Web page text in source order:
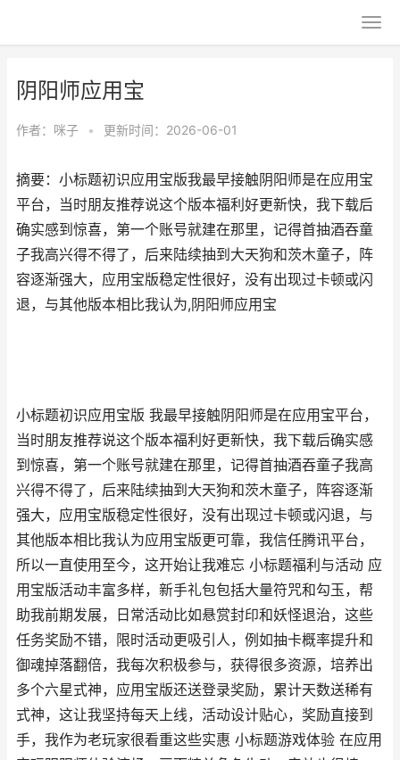
阴阳师应用宝
作者： 咪子 • 更新时间：2026-06-01
摘要：小标题初识应用宝版我最早接触阴阳师是在应用宝
平台，当时朋友推荐说这个版本福利好更新快，我下载后
确实感到惊喜，第一个账号就建在那里，记得首抽酒吞童
子我高兴得不得了，后来陆续抽到大天狗和茨木童子，阵
容逐渐强大，应用宝版稳定性很好，没有出现过卡顿或闪
退，与其他版本相比我认为,阴阳师应用宝
小标题初识应用宝版 我最早接触阴阳师是在应用宝平台，
当时朋友推荐说这个版本福利好更新快，我下载后确实感
到惊喜，第一个账号就建在那里，记得首抽酒吞童子我高
兴得不得了，后来陆续抽到大天狗和茨木童子，阵容逐渐
强大，应用宝版稳定性很好，没有出现过卡顿或闪退，与
其他版本相比我认为应用宝版更可靠，我信任腾讯平台，
所以一直使用至今，这开始让我难忘 小标题福利与活动 应
用宝版活动丰富多样，新手礼包包括大量符咒和勾玉，帮
助我前期发展，日常活动比如悬赏封印和妖怪退治，这些
任务奖励不错，限时活动更吸引人，例如抽卡概率提升和
御魂掉落翻倍，我每次积极参与，获得很多资源，培养出
多个六星式神，应用宝版还送登录奖励，累计天数送稀有
式神，这让我坚持每天上线，活动设计贴心，奖励直接到
手，我作为老玩家很看重这些实惠 小标题游戏体验 在应用